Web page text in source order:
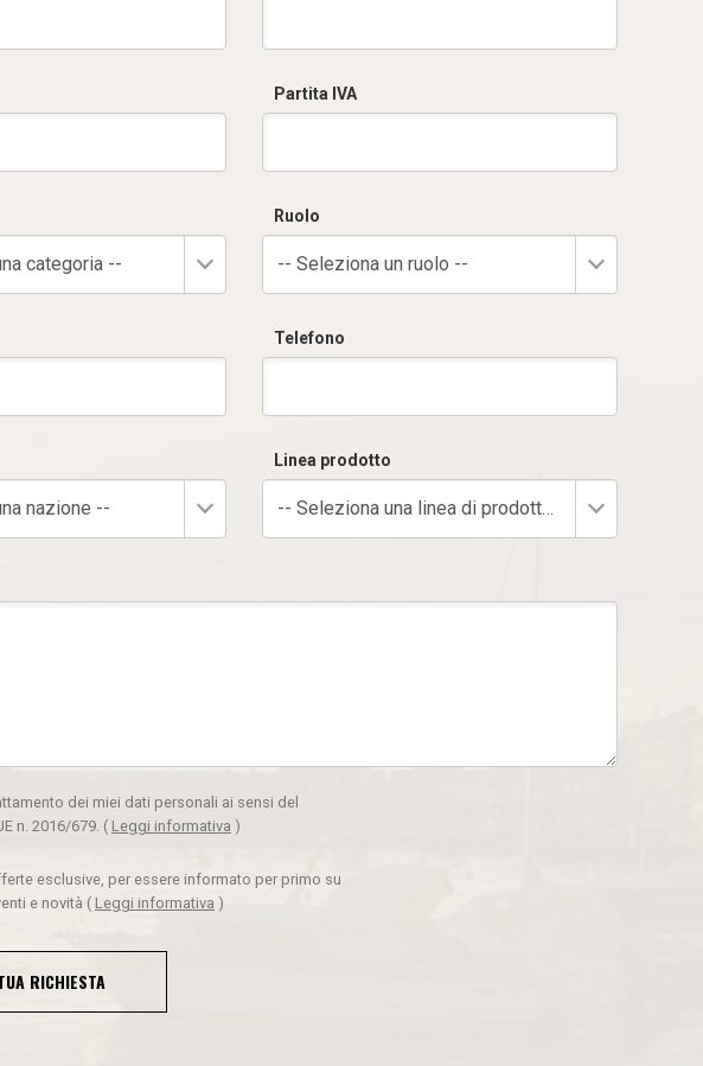
Partita IVA
categoria --
Ruolo
-- Seleziona un ruolo --
Telefono
nazione --
Linea prodotto
-- Seleziona una linea di prodotto --
dei miei dati personali ai sensi del
n. 2016/679. ( Leggi informativa )
esclusive, per essere informato per primo su
e novità ( Leggi informativa )
RICHIESTA